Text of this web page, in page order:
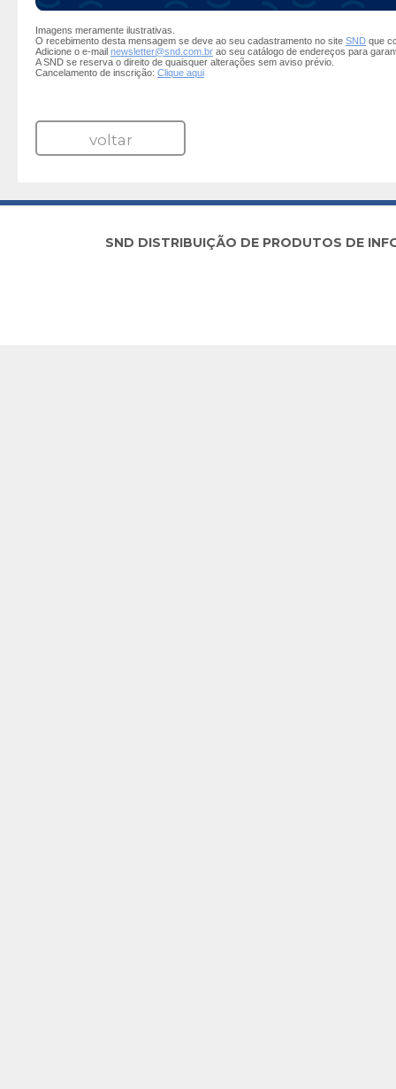
Imagens meramente ilustrativas.
O recebimento desta mensagem se deve ao seu cadastramento no site SND que
Adicione o e-mail newsletter@snd.com.br ao seu catálogo de endereços para
A SND se reserva o direito de quaisquer alterações sem aviso prévio.
Cancelamento de inscrição: Clique aqui
voltar
SND DISTRIBUIÇÃO DE PRODUTOS DE